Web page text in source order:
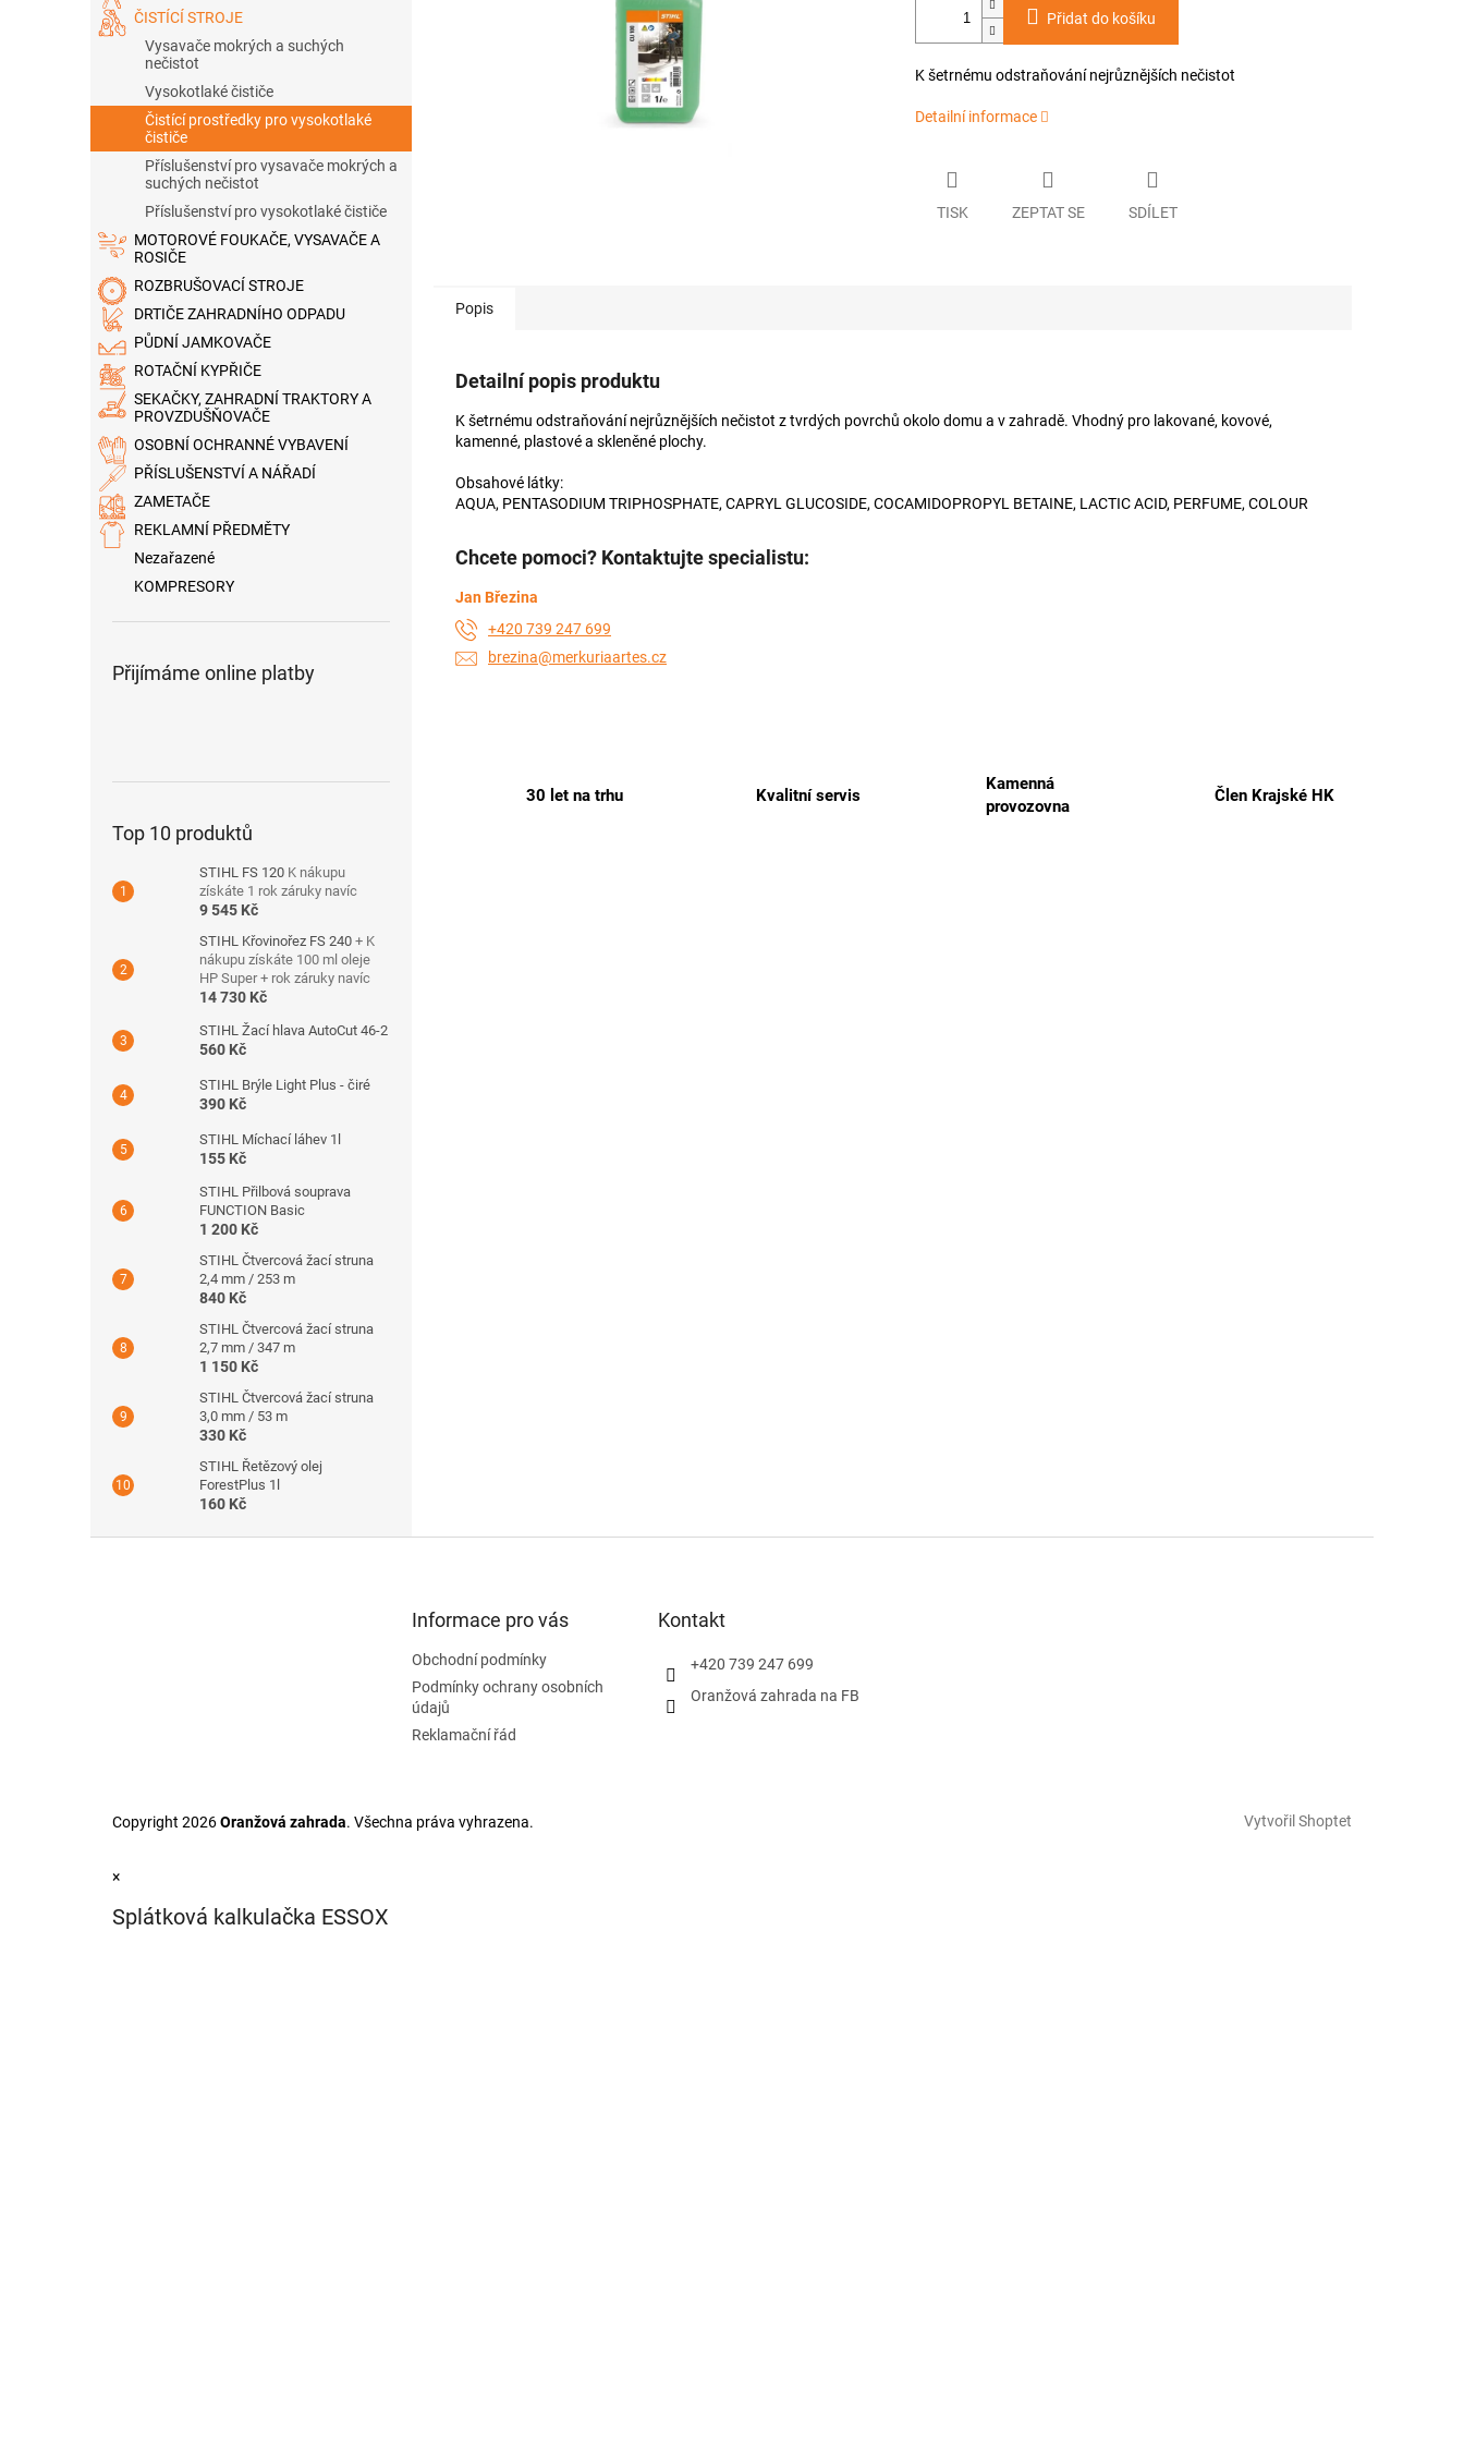
e
ČISTÍCÍ STROJE
Vysavače mokrých a suchých
nečistot
Vysokotlaké čističe
Čistící prostředky pro vysokotlaké
čističe
Příslušenství pro vysavače mokrých a
suchých nečistot
Příslušenství pro vysokotlaké čističe
MOTOROVÉ FOUKAČE, VYSAVAČE A
ROSIČE
ROZBRUŠOVACÍ STROJE
DRTIČE ZAHRADNÍHO ODPADU
PŮDNÍ JAMKOVAČE
ROTAČNÍ KYPŘIČE
SEKAČKY, ZAHRADNÍ TRAKTORY A
PROVZDUŠŇOVAČE
OSOBNÍ OCHRANNÉ VYBAVENÍ
PŘÍSLUŠENSTVÍ A NÁŘADÍ
ZAMETAČE
REKLAMNÍ PŘEDMĚTY
Nezařazené
KOMPRESORY
Přijímáme online platby
Top 10 produktů
STIHL FS 120 K nákupu
získáte 1 rok záruky navíc
9 545 Kč
STIHL Křovinořez FS 240 + K
nákupu získáte 100 ml oleje
HP Super + rok záruky navíc
14 730 Kč
STIHL Žací hlava AutoCut 46-2
560 Kč
STIHL Brýle Light Plus - čiré
390 Kč
STIHL Míchací láhev 1l
155 Kč
STIHL Přilbová souprava
FUNCTION Basic
1 200 Kč
STIHL Čtvercová žací struna
2,4 mm / 253 m
840 Kč
STIHL Čtvercová žací struna
2,7 mm / 347 m
1 150 Kč
STIHL Čtvercová žací struna
3,0 mm / 53 m
330 Kč
STIHL Řetězový olej
ForestPlus 1l
160 Kč
Přidat do košíku
K šetrnému odstraňování nejrůznějších nečistot
Detailní informace
TISK ZEPTAT SE SDÍLET
30 let na trhu Kvalitní servis
Kamenná
provozovna
Člen Krajské HK
Popis
Detailní popis produktu
K šetrnému odstraňování nejrůznějších nečistot z tvrdých povrchů okolo domu a v zahradě. Vhodný pro lakované, kovové,
kamenné, plastové a skleněné plochy.
Obsahové látky:
AQUA, PENTASODIUM TRIPHOSPHATE, CAPRYL GLUCOSIDE, COCAMIDOPROPYL BETAINE, LACTIC ACID, PERFUME, COLOUR
Chcete pomoci? Kontaktujte specialistu:
Jan Březina
+420 739 247 699
brezina@merkuriaartes.cz
Informace pro vás
Obchodní podmínky
Podmínky ochrany osobních
údajů
Reklamační řád
Kontakt
+420 739 247 699
Oranžová zahrada na FB
Vytvořil Shoptet
Copyright 2026Oranžová zahrada. Všechna práva vyhrazena.
×
Splátková kalkulačka ESSOX